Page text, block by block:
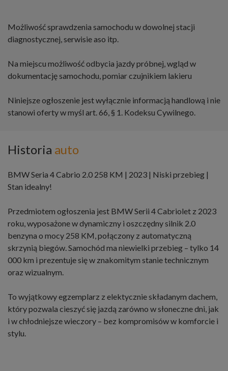
Możliwość sprawdzenia samochodu w dowolnej stacji
diagnostycznej, serwisie aso itp.
Na miejscu możliwość odbycia jazdy próbnej, wgląd w
dokumentację samochodu, pomiar czujnikiem lakieru
Niniejsze ogłoszenie jest wyłącznie informacją handlową i nie
stanowi oferty w myśl art. 66, § 1. Kodeksu Cywilnego.
Historia auto
BMW Seria 4 Cabrio 2.0 258 KM | 2023 | Niski przebieg |
Stan idealny!
Przedmiotem ogłoszenia jest BMW Serii 4 Cabriolet z 2023
roku, wyposażone w dynamiczny i oszczędny silnik 2.0
benzyna o mocy 258 KM, połączony z automatyczną
skrzynią biegów. Samochód ma niewielki przebieg – tylko 14
000 km i prezentuje się w znakomitym stanie technicznym
oraz wizualnym.
To wyjątkowy egzemplarz z elektycznie składanym dachem,
który pozwala cieszyć się jazdą zarówno w słoneczne dni, jak
i w chłodniejsze wieczory – bez kompromisów w komforcie i
stylu.